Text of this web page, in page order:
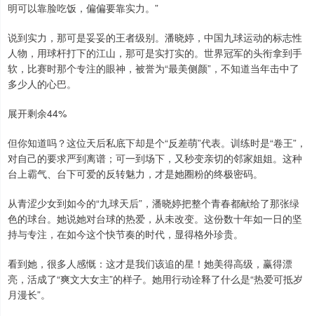
明可以靠脸吃饭，偏偏要靠实力。”
说到实力，那可是妥妥的王者级别。潘晓婷，中国九球运动的标志性
人物，用球杆打下的江山，那可是实打实的。世界冠军的头衔拿到手
软，比赛时那个专注的眼神，被誉为“最美侧颜”，不知道当年击中了
多少人的心巴。
展开剩余44%
但你知道吗？这位天后私底下却是个“反差萌”代表。训练时是“卷王”，
对自己的要求严到离谱；可一到场下，又秒变亲切的邻家姐姐。这种
台上霸气、台下可爱的反转魅力，才是她圈粉的终极密码。
从青涩少女到如今的“九球天后”，潘晓婷把整个青春都献给了那张绿
色的球台。她说她对台球的热爱，从未改变。这份数十年如一日的坚
持与专注，在如今这个快节奏的时代，显得格外珍贵。
看到她，很多人感慨：这才是我们该追的星！她美得高级，赢得漂
亮，活成了“爽文大女主”的样子。她用行动诠释了什么是“热爱可抵岁
月漫长”。
深证成指 14311.01 +200.89 +1.42%
沪深300 4694.44 +43.13 +0.93%